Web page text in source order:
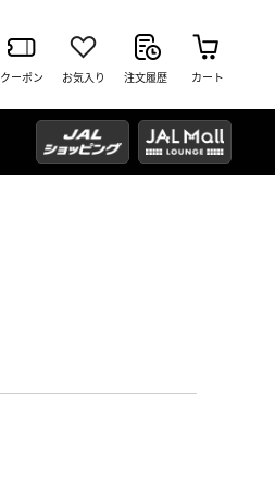
クーポン お気入り 注文履歴 カート